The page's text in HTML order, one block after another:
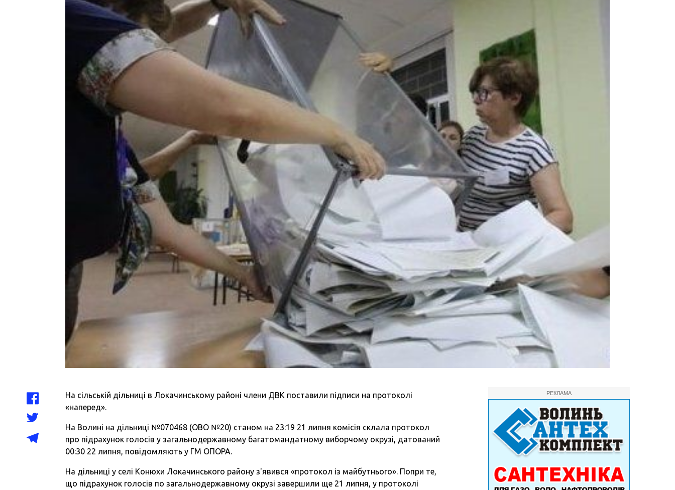
На сільській дільниці в Локачинському районі члени ДВК поставили підписи на протоколі
«наперед».
На Волині на дільниці №070468 (ОВО №20) станом на 23:19 21 липня комісія склала протокол
про підрахунок голосів у загальнодержавному багатомандатному виборчому окрузі, датований
00:30 22 липня, повідомляють у ГМ ОПОРА.
На дільниці у селі Конюхи Локачинського району з'явився «протокол із майбутнього». Попри те,
що підрахунок голосів по загальнодержавному окрузі завершили ще 21 липня, у протоколі
РЕКЛАМА